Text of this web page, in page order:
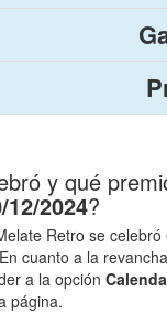
y qué
12/2024?
Retro se
cuanto a la
a la opción
página.